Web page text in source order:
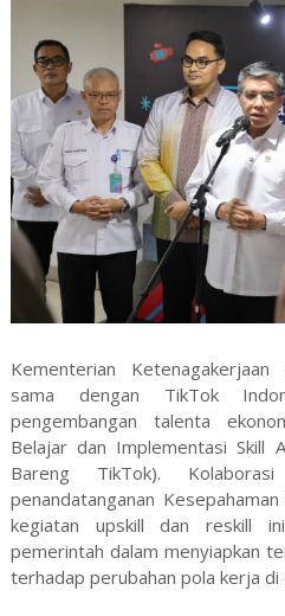
Kementerian
sama dengan TikTok
pengembangan talenta
Belajar dan Implementasi Skill
Bareng TikTok).
penandatanganan
kegiatan upskill dan reskill
pemerintah dalam menyiapkan
terhadap perubahan pola kerja di